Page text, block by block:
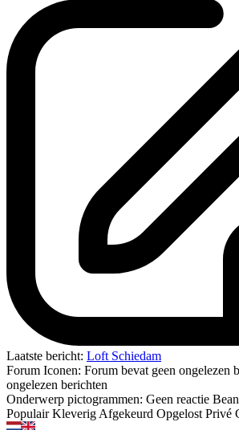
Laatste bericht: Loft Schiedam
Forum Iconen: Forum bevat geen ongelezen
ongelezen berichten
Onderwerp pictogrammen: Geen reactie
Populair Kleverig Afgekeurd Opgelost Privé